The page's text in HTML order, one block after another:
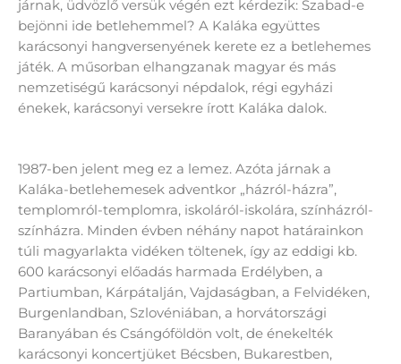
járnak, üdvözlő versük végén ezt kérdezik: Szabad-e
bejönni ide betlehemmel? A Kaláka együttes
karácsonyi hangversenyének kerete ez a betlehemes
játék. A műsorban elhangzanak magyar és más
nemzetiségű karácsonyi népdalok, régi egyházi
énekek, karácsonyi versekre írott Kaláka dalok.
1987-ben jelent meg ez a lemez. Azóta járnak a
Kaláka-betlehemesek adventkor „házról-házra”,
templomról-templomra, iskoláról-iskolára, színházról-
színházra. Minden évben néhány napot határainkon
túli magyarlakta vidéken töltenek, így az eddigi kb.
600 karácsonyi előadás harmada Erdélyben, a
Partiumban, Kárpátalján, Vajdaságban, a Felvidéken,
Burgenlandban, Szlovéniában, a horvátországi
Baranyában és Csángóföldön volt, de énekelték
karácsonyi koncertjüket Bécsben, Bukarestben,